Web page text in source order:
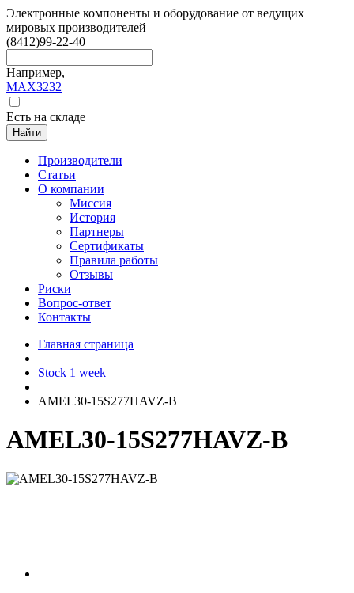
Электронные компоненты и оборудование от ведущих
мировых производителей
(8412)99-22-40
Например,
MAX3232
Есть на складе
Найти
Производители
Статьи
О компании
Миссия
История
Партнеры
Сертификаты
Правила работы
Отзывы
Риски
Вопрос-ответ
Контакты
Главная страница
Stock 1 week
AMEL30-15S277HAVZ-B
AMEL30-15S277HAVZ-B